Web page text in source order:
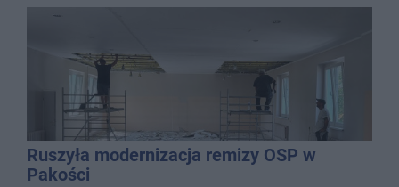
Ruszyła modernizacja remizy OSP w
Pakości